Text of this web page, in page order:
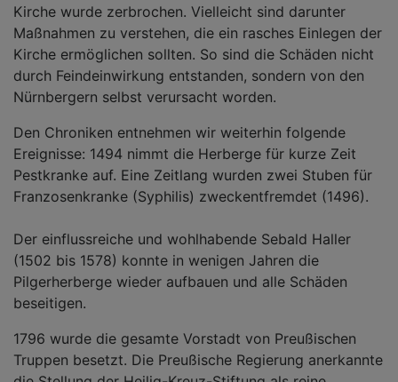
Kirche wurde zerbrochen. Vielleicht sind darunter
Maßnahmen zu verstehen, die ein rasches Einlegen der
Kirche ermöglichen sollten. So sind die Schäden nicht
durch Feindeinwirkung entstanden, sondern von den
Nürnbergern selbst verursacht worden.
Den Chroniken entnehmen wir weiterhin folgende
Ereignisse: 1494 nimmt die Herberge für kurze Zeit
Pestkranke auf. Eine Zeitlang wurden zwei Stuben für
Franzosenkranke (Syphilis) zweckentfremdet (1496).
Der einflussreiche und wohlhabende Sebald Haller
(1502 bis 1578) konnte in wenigen Jahren die
Pilgerherberge wieder aufbauen und alle Schäden
beseitigen.
1796 wurde die gesamte Vorstadt von Preußischen
Truppen besetzt. Die Preußische Regierung anerkannte